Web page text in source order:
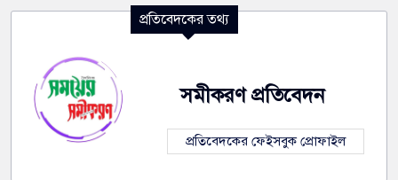
প্রতিবেদকের তথ্য
সমীকরণ প্রতিবেদন
প্রতিবেদকের ফেইসবুক প্রোফাইল